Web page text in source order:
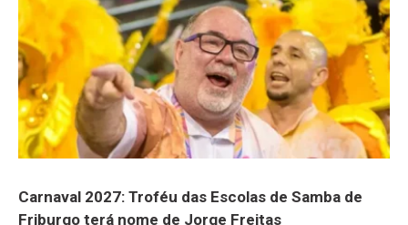
Carnaval 2027: Troféu das Escolas de Samba de
Friburgo terá nome de Jorge Freitas